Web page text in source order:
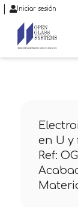
Iniciar sesión
en U y
Ref: